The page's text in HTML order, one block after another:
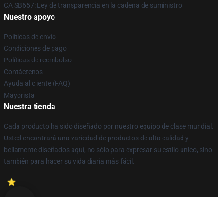
CA SB657: Ley de transparencia en la cadena de suministro
Nuestro apoyo
Políticas de envío
Condiciones de pago
Políticas de reembolso
Contáctenos
Ayuda al cliente (FAQ)
Mayorista
Nuestra tienda
Cada producto ha sido diseñado por nuestro equipo de clase mundial.
Usted encontrará una variedad de productos de alta calidad y
bellamente diseñados aquí, no sólo para expresar su estilo único, sino
también para hacer su vida diaria más fácil.